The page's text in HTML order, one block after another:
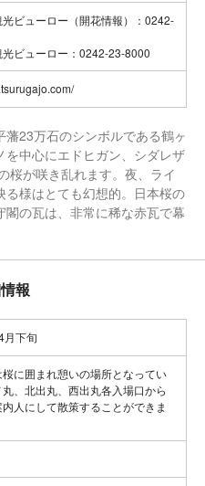
ビューロー（開花情報）：0242-
ビューロー：0242-23-8000
23万石のシンボルである鶴ヶ
中心にエドヒガン、シダレザ
桜が咲き乱れます。夜、ライ
る様はとても幻想的。日本桜の
の瓦は、非常に稀な赤瓦で幕
報
月下旬
に囲まれ憩いの場所となってい
丸、北出丸、西出丸各入場口から
人にして散策することができま